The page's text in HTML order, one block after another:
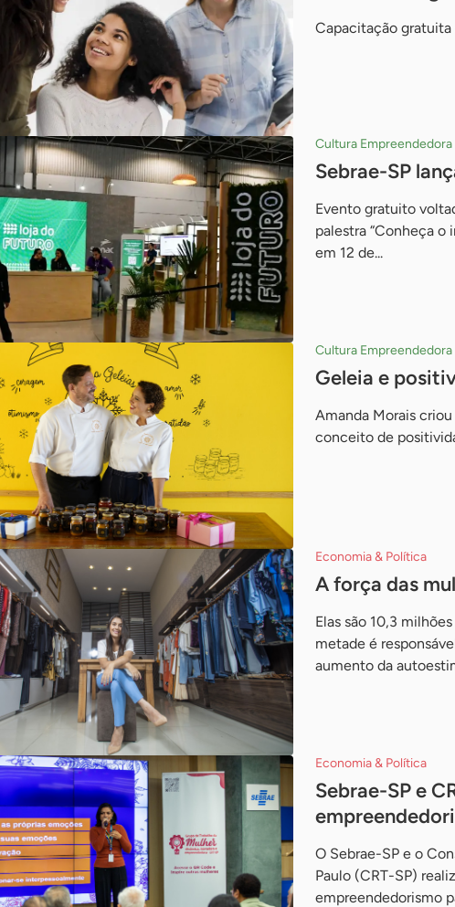
Capacitação gratuita
Cultura Empreendedora
Sebrae-SP
Evento gratuito
palestra “Conheça
em 12 de...
Cultura Empreendedora
Geleia e
Amanda Morais
conceito de
Economia & Política
A força das
Elas são 10,3
metade é
aumento da
Economia & Política
Sebrae-SP e
O Sebrae-SP e o
Paulo (CRT-SP)
empreendedorismo